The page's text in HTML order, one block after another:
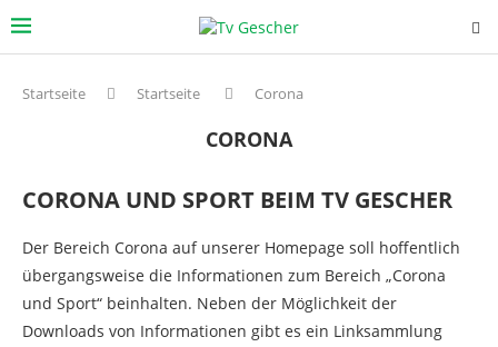
Startseite Startseite Corona
CORONA
CORONA UND SPORT BEIM TV GESCHER
Der Bereich Corona auf unserer Homepage soll hoffentlich
übergangsweise die Informationen zum Bereich „Corona
und Sport“ beinhalten. Neben der Möglichkeit der
Downloads von Informationen gibt es ein Linksammlung